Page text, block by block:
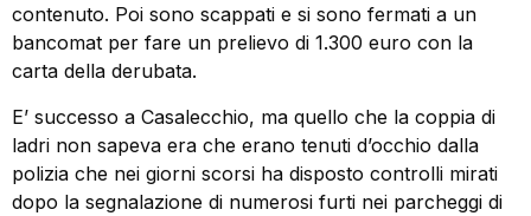
contenuto. Poi sono scappati e si sono fermati a un
bancomat per fare un prelievo di 1.300 euro con la
carta della derubata.
E’ successo a Casalecchio, ma quello che la coppia di
ladri non sapeva era che erano tenuti d’occhio dalla
polizia che nei giorni scorsi ha disposto controlli mirati
dopo la segnalazione di numerosi furti nei parcheggi di